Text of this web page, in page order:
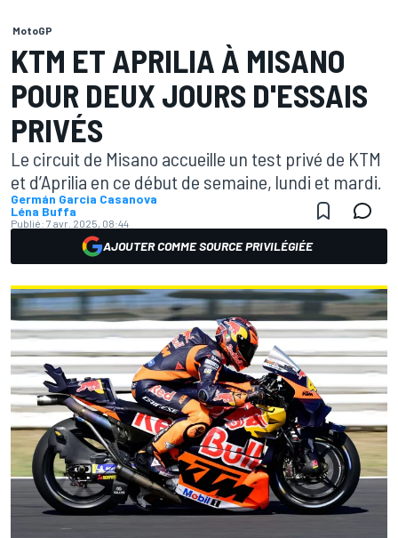
MotoGP
KTM ET APRILIA À MISANO
POUR DEUX JOURS D'ESSAIS
PRIVÉS
Le circuit de Misano accueille un test privé de KTM
et d’Aprilia en ce début de semaine, lundi et mardi.
Germán Garcia Casanova
Léna Buffa
Publié: 7 avr. 2025, 08:44
AJOUTER COMME SOURCE PRIVILÉGIÉE